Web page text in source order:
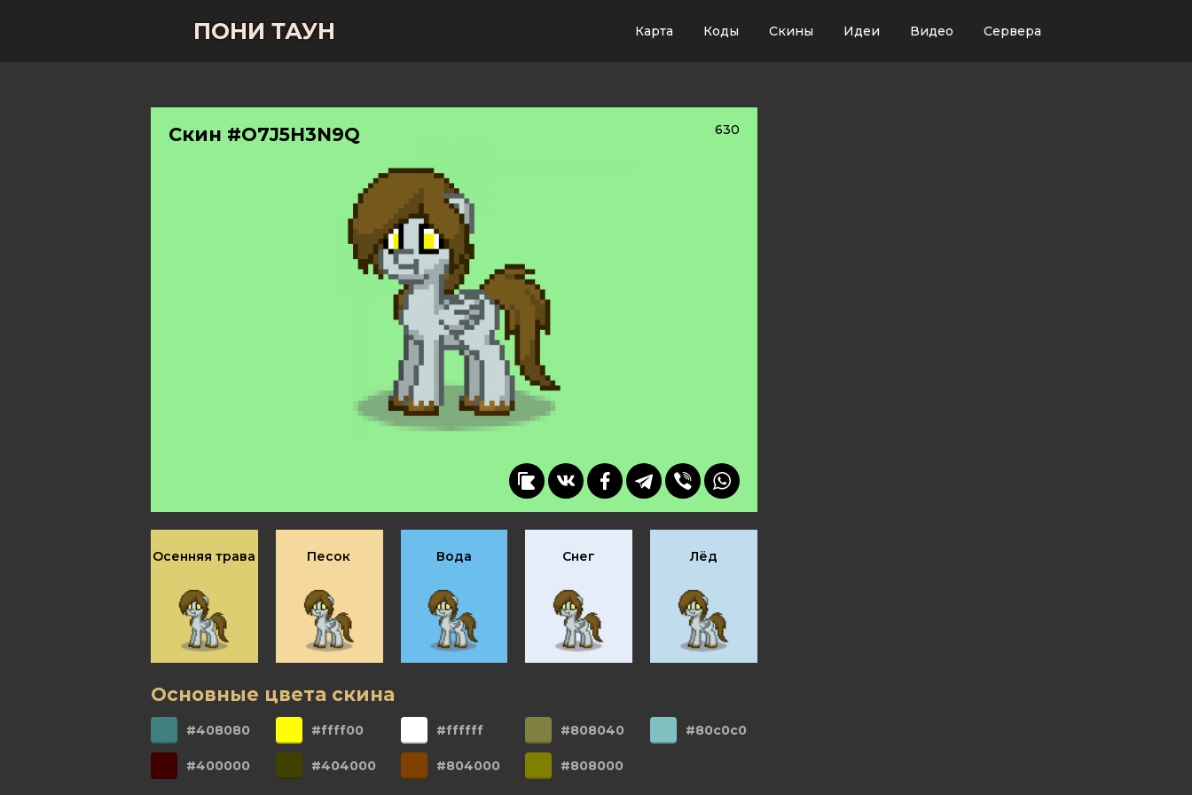
ПОНИ ТАУН Карта Коды Скины Идеи Видео Сервера
Скин #O7J5H3N9Q 630
Осенняя трава Песок Вода Снег Лёд
Основные цвета скина
#408080 #ffff00 #ffffff #808040 #80c0c0
#400000 #404000 #804000 #808000